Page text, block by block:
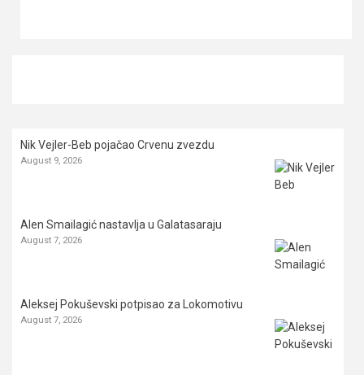
Nik Vejler-Beb pojačao Crvenu zvezdu
August 9, 2026
Alen Smailagić nastavlja u Galatasaraju
August 7, 2026
Aleksej Pokuševski potpisao za Lokomotivu
August 7, 2026